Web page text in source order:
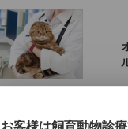
お客様は飼育動物診